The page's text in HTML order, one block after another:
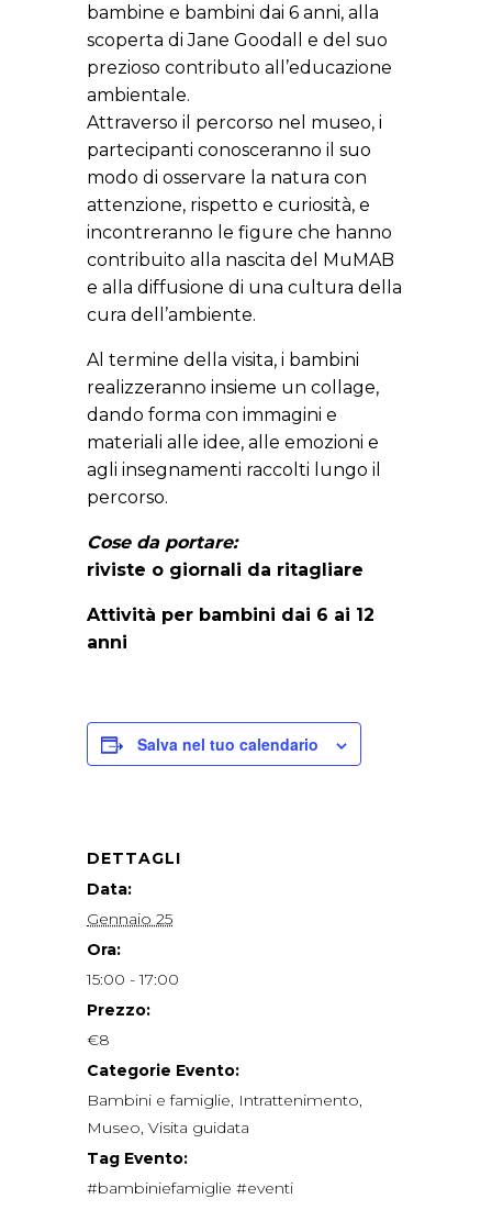
bambine e bambini dai 6 anni, alla
scoperta di Jane Goodall e del suo
prezioso contributo all’educazione
ambientale.
Attraverso il percorso nel museo, i
partecipanti conosceranno il suo
modo di osservare la natura con
attenzione, rispetto e curiosità, e
incontreranno le figure che hanno
contribuito alla nascita del MuMAB
e alla diffusione di una cultura della
cura dell’ambiente.
Al termine della visita, i bambini
realizzeranno insieme un collage,
dando forma con immagini e
materiali alle idee, alle emozioni e
agli insegnamenti raccolti lungo il
percorso.
Cose da portare:
riviste o giornali da ritagliare
Attività per bambini dai 6 ai 12
anni
Salva nel tuo calendario
DETTAGLI
Data:
Gennaio 25
Ora:
15:00 - 17:00
Prezzo:
€8
Categorie Evento:
Bambini e famiglie, Intrattenimento,
Museo, Visita guidata
Tag Evento:
#bambiniefamiglie #eventi